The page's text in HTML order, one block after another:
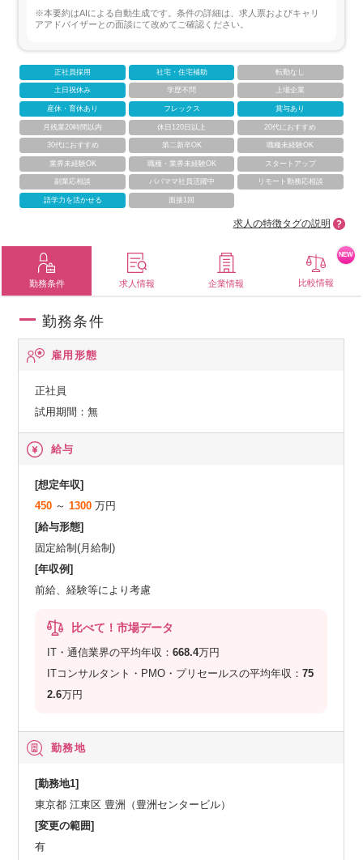
※本要約はAIによる自動生成です。条件の詳細は、求人票およびキャリ
アアドバイザーとの面談にて改めてご確認ください。
正社員採用 社宅・住宅補助 転勤なし
土日祝休み 学歴不問 上場企業
産休・育休あり フレックス 賞与あり
月残業20時間以内 休日120日以上 20代におすすめ
30代におすすめ 第二新卒OK 職種未経験OK
業界未経験OK 職種・業界未経験OK スタートアップ
副業応相談 パパママ社員活躍中 リモート勤務応相談
語学力を活かせる 面接1回
求人の特徴タグの説明
勤務条件 求人情報 企業情報 比較情報
NEW
勤務条件
雇用形態
正社員
試用期間：無
給与
[想定年収]
450 ～1300 万円
[給与形態]
固定給制(月給制)
[年収例]
前給、経験等により考慮
比べて！市場データ
IT・通信業界の平均年収：668.4万円
ITコンサルタント・PMO・プリセールスの平均年収：75
2.6万円
勤務地
[勤務地1]
東京都 江東区 豊洲（豊洲センタービル）
[変更の範囲]
有